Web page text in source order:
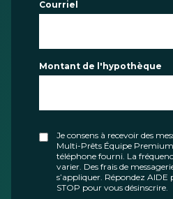
Courriel
Montant de l'hypothèque
Je consens à recevoir des
Multi-Prêts Équipe
téléphone fourni. La
varier. Des frais de
s’appliquer. Répondez AIDE
STOP pour vous désinscrire.